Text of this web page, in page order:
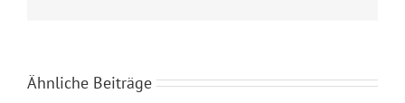
Ähnliche Beiträge